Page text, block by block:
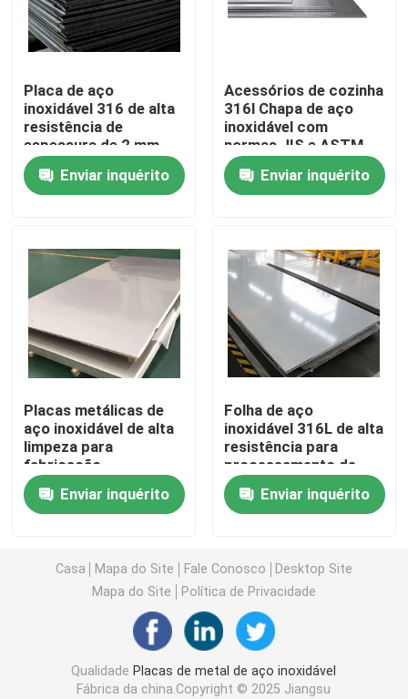
Solicite um orçamento
Placas de metal de aço inoxidável
Tubulação de aço inoxidável do tubo
Perfil de aço inoxidável
Placa da folha do aço carbono
Coil de aço carbono
Chapa de aço galvanizado
rolos de aço galvanizado
Tubo de aço galvanizado
Folha da placa de cobre
Placa de aço
inoxidável 316 de alta
resistência de
espessura de 2 mm
para equipamentos
navaisEnviar inquérito
Acessórios de cozinha
316l Chapa de aço
inoxidável com
normas JIS e ASTM
Enviar inquérito
Placas metálicas de
aço inoxidável de alta
limpeza para
fabricação
farmacêutica
Enviar inquérito
Folha de aço
inoxidável 316L de alta
resistência para
processamento de
alimentos em GB
Enviar inquérito
Casa Mapa do Site Fale Conosco
Desktop Site
Mapa do Site
Política de Privacidade
Qualidade Placas de metal de aço inoxidável
Fábrica da china.Copyright © 2025 Jiangsu